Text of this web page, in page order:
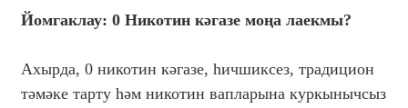
Йомгаклау: 0 Никотин кәгазе моңа лаекмы?
Ахырда, 0 никотин кәгазе, һичшиксез, традицион
тәмәке тарту һәм никотин вапларына куркынычсыз